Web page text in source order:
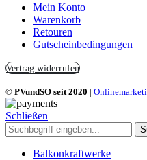
Mein Konto
Warenkorb
Retouren
Gutscheinbedingungen
Vertrag widerrufen
© PVundSO seit 2020 |
Schließen
Balkonkraftwerke